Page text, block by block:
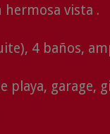
hermosa vista .
4 baños,
playa, garage,